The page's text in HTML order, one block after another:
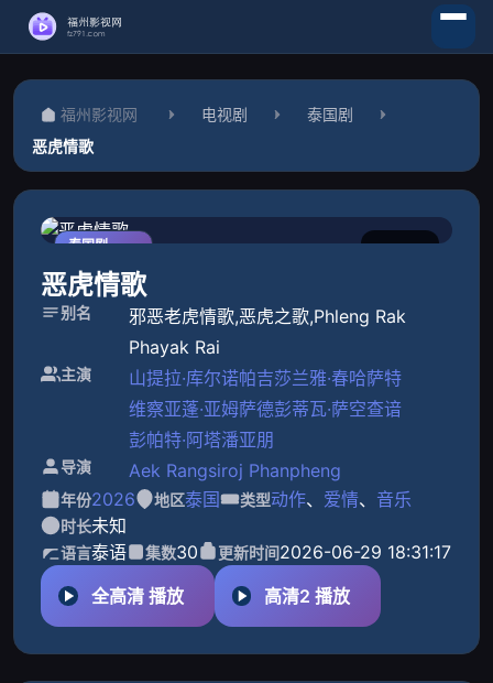
福州影视网 电视剧
泰国剧
恶虎情歌
泰国剧
第30集完结
恶虎情歌
别名
邪恶老虎情歌,恶虎之歌,Phleng Rak
Phayak Rai
主演 山提拉·库尔诺帕吉莎兰雅·春哈萨特
维察亚蓬·亚姆萨德彭蒂瓦·萨空查谙
彭帕特·阿塔潘亚朋
导演 Aek Rangsiroj Phanpheng
年份2026 地区泰国 类型动作、 爱情、 音乐
时长未知
语言泰语 集数30 更新时间2026-06-29 18:31:17
全高清 播放
高清2 播放